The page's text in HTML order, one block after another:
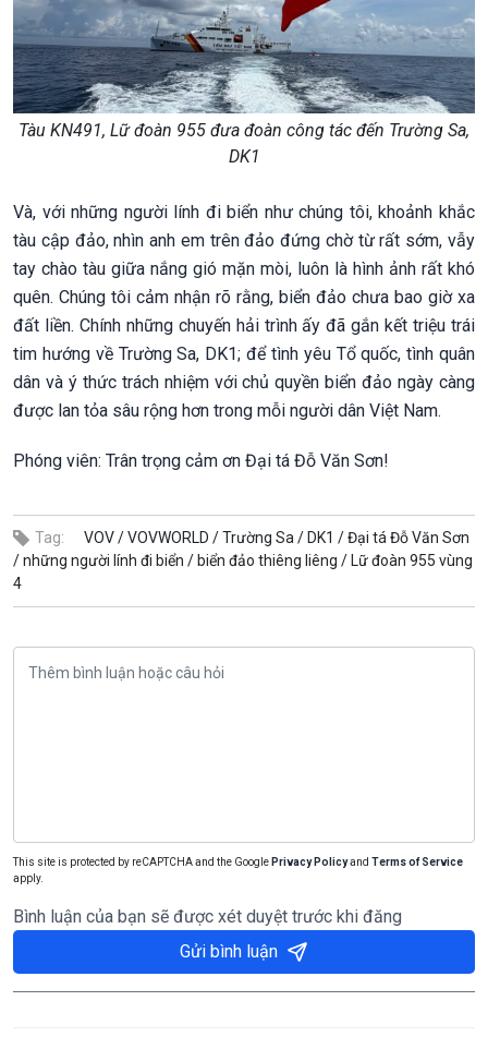
Tàu KN491, Lữ đoàn 955 đưa đoàn công tác đến Trường Sa,
DK1
Và, với những người lính đi biển như chúng tôi, khoảnh khắc
tàu cập đảo, nhìn anh em trên đảo đứng chờ từ rất sớm, vẫy
tay chào tàu giữa nắng gió mặn mòi, luôn là hình ảnh rất khó
quên. Chúng tôi cảm nhận rõ rằng, biển đảo chưa bao giờ xa
đất liền. Chính những chuyến hải trình ấy đã gắn kết triệu trái
tim hướng về Trường Sa, DK1; để tình yêu Tổ quốc, tình quân
dân và ý thức trách nhiệm với chủ quyền biển đảo ngày càng
được lan tỏa sâu rộng hơn trong mỗi người dân Việt Nam.
Phóng viên: Trân trọng cảm ơn Đại tá Đỗ Văn Sơn!
Tag: VOV /VOVWORLD /Trường Sa / DK1 /Đại tá Đỗ Văn Sơn
/những người lính đi biển / biển đảo thiêng liêng / Lữ đoàn 955 vùng
4
This site is protected by reCAPTCHA and the Google Privacy Policyand Terms of Service
apply.
Bình luận của bạn sẽ được xét duyệt trước khi đăng
Gửi bình luận